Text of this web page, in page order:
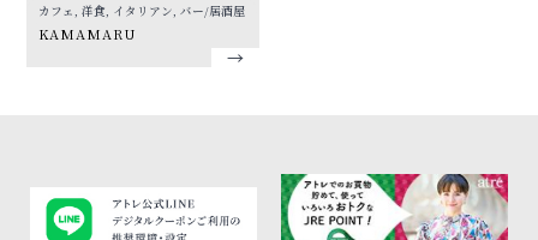
カフェ, 洋食, イタリアン, バー/居酒屋
KAMAMARU